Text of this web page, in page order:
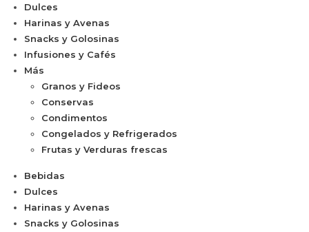
Dulces
Harinas y Avenas
Snacks y Golosinas
Infusiones y Cafés
Más
Granos y Fideos
Conservas
Condimentos
Congelados y Refrigerados
Frutas y Verduras frescas
Bebidas
Dulces
Harinas y Avenas
Snacks y Golosinas